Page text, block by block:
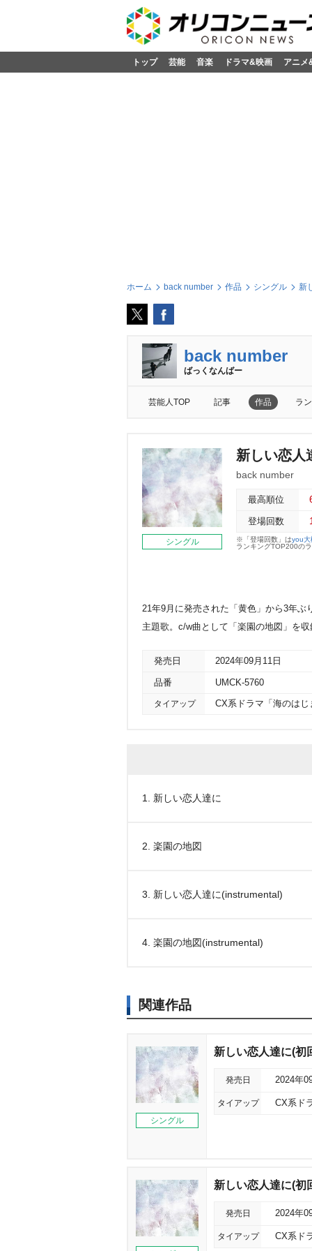
トップ 芸能 音楽 ドラマ&映画 アニメ
ホーム back number 作品 シングル 新
back number
ばっくなんばー
芸能人TOP 記事 作品 ラ
シングル
新しい恋人
back number
最高順位
登場回数
※「登場回数」はyou大
ランキングTOP200の
21年9月に発売された「黄色」から3年
主題歌。c/w曲として「楽園の地図」を収
発売日 2024年09月11日
品番 UMCK-5760
タイアップ CX系ドラマ「海のはじ
1. 新しい恋人達に
2. 楽園の地図
3. 新しい恋人達に(instrumental)
4. 楽園の地図(instrumental)
関連作品
シングル
新しい恋人達に(
発売日 2024年
タイアップ CX系ド
新しい恋人達に(初
発売日 2024年
タイアップ CX系ド